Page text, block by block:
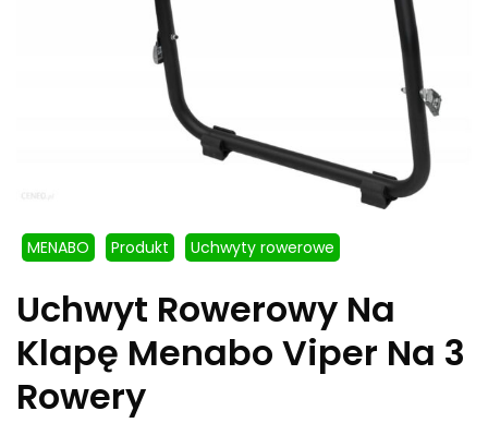
MENABO Produkt Uchwyty rowerowe
Uchwyt Rowerowy Na
Klapę Menabo Viper Na 3
Rowery